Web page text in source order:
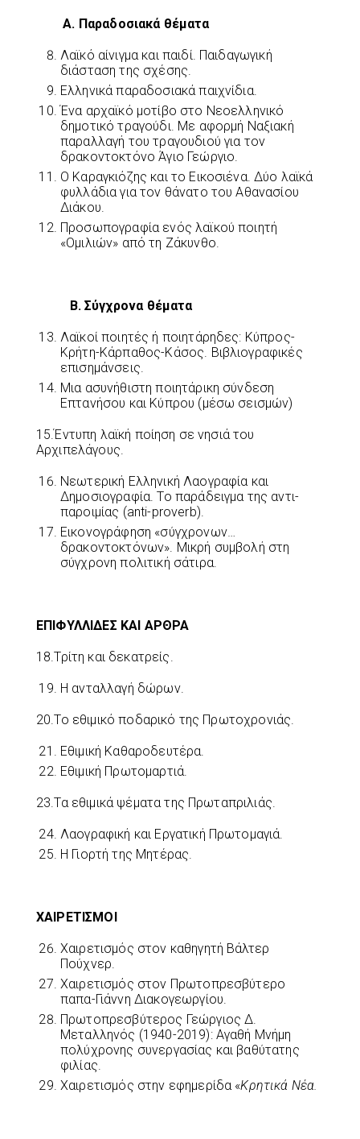
Α. Παραδοσιακά θέματα
Λαϊκό αίνιγμα και παιδί. Παιδαγωγική
διάσταση της σχέσης.
Ελληνικά παραδοσιακά παιχνίδια.
Ένα αρχαϊκό μοτίβο στο Νεοελληνικό
δημοτικό τραγούδι. Με αφορμή Ναξιακή
παραλλαγή του τραγουδιού για τον
δρακοντοκτόνο Άγιο Γεώργιο.
Ο Καραγκιόζης και το Εικοσιένα. Δύο λαϊκά
φυλλάδια για τον θάνατο του Αθανασίου
Διάκου.
Προσωπογραφία ενός λαϊκού ποιητή
«Ομιλιών» από τη Ζάκυνθο.
Β. Σύγχρονα θέματα
Λαϊκοί ποιητές ή ποιητάρηδες: Κύπρος-
Κρήτη-Κάρπαθος-Κάσος. Βιβλιογραφικές
επισημάνσεις.
Μια ασυνήθιστη ποιητάρικη σύνδεση
Επτανήσου και Κύπρου (μέσω σεισμών)
15.Έντυπη λαϊκή ποίηση σε νησιά του
Αρχιπελάγους.
Νεωτερική Ελληνική Λαογραφία και
Δημοσιογραφία. Το παράδειγμα της αντι-
παροιμίας (anti-proverb).
Εικονογράφηση «σύγχρονων…
δρακοντοκτόνων». Μικρή συμβολή στη
σύγχρονη πολιτική σάτιρα.
ΕΠΙΦΥΛΛΙΔΕΣ ΚΑΙ ΑΡΘΡΑ
18.Τρίτη και δεκατρείς.
Η ανταλλαγή δώρων.
20.Το εθιμικό ποδαρικό της Πρωτοχρονιάς.
Εθιμική Καθαροδευτέρα.
Εθιμική Πρωτομαρτιά.
23.Τα εθιμικά ψέματα της Πρωταπριλιάς.
Λαογραφική και Εργατική Πρωτομαγιά.
H Γιορτή της Μητέρας.
ΧΑΙΡΕΤΙΣΜΟΙ
Χαιρετισμός στον καθηγητή Βάλτερ
Πούχνερ.
Χαιρετισμός στον Πρωτοπρεσβύτερο
παπα-Γιάννη Διακογεωργίου.
Πρωτοπρεσβύτερος Γεώργιος Δ.
Μεταλληνός (1940-2019): Αγαθή Μνήμη
πολύχρονης συνεργασίας και βαθύτατης
φιλίας.
Χαιρετισμός στην εφημερίδα «Κρητικά Νέα.